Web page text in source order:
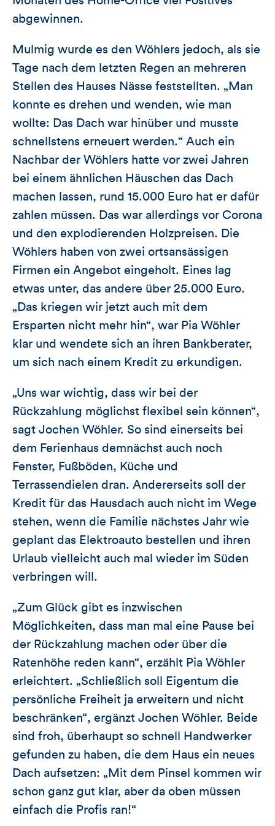
abgewinnen.
Mulmig wurde es den Wöhlers jedoch, als sie
Tage nach dem letzten Regen an mehreren
Stellen des Hauses Nässe feststellten. „Man
konnte es drehen und wenden, wie man
wollte: Das Dach war hinüber und musste
schnellstens erneuert werden.“ Auch ein
Nachbar der Wöhlers hatte vor zwei Jahren
bei einem ähnlichen Häuschen das Dach
machen lassen, rund 15.000 Euro hat er dafür
zahlen müssen. Das war allerdings vor Corona
und den explodierenden Holzpreisen. Die
Wöhlers haben von zwei ortsansässigen
Firmen ein Angebot eingeholt. Eines lag
etwas unter, das andere über 25.000 Euro.
„Das kriegen wir jetzt auch mit dem
Ersparten nicht mehr hin“, war Pia Wöhler
klar und wendete sich an ihren Bankberater,
um sich nach einem Kredit zu erkundigen.
„Uns war wichtig, dass wir bei der
Rückzahlung möglichst flexibel sein können“,
sagt Jochen Wöhler. So sind einerseits bei
dem Ferienhaus demnächst auch noch
Fenster, Fußböden, Küche und
Terrassendielen dran. Andererseits soll der
Kredit für das Hausdach auch nicht im Wege
stehen, wenn die Familie nächstes Jahr wie
geplant das Elektroauto bestellen und ihren
Urlaub vielleicht auch mal wieder im Süden
verbringen will.
„Zum Glück gibt es inzwischen
Möglichkeiten, dass man mal eine Pause bei
der Rückzahlung machen oder über die
Ratenhöhe reden kann“, erzählt Pia Wöhler
erleichtert. „Schließlich soll Eigentum die
persönliche Freiheit ja erweitern und nicht
beschränken“, ergänzt Jochen Wöhler. Beide
sind froh, überhaupt so schnell Handwerker
gefunden zu haben, die dem Haus ein neues
Dach aufsetzen: „Mit dem Pinsel kommen wir
schon ganz gut klar, aber da oben müssen
einfach die Profis ran!“